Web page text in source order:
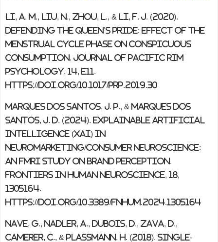
Li, A. M., Liu, N., Zhou, L., & Li, F. J. (2020).
Defending the Queen’s Pride: Effect of the
menstrual cycle phase on conspicuous
consumption. Journal of Pacific Rim
Psychology 14 , e11.
https://doi.org/10.1017/prp.2019.30
Marques Dos Santos, J. P., & Marques Dos
Santos, J. D. (2024). Explainable artificial
intelligence (xAI) in
neuromarketing/consumer neuroscience:
an fMRI study on brand perception.
Frontiers in human neuroscience, 18,
1305164.
https://doi.org/10.3389/fnhum.2024.1305164
Nave, G., Nadler, A., Dubois, D., Zava, D.,
Camerer, C., & Plassmann, H. (2018). Single-